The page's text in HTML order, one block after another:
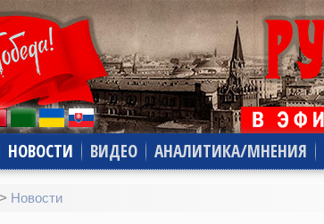
НОВОСТИ ВИДЕО АНАЛИТИКА/МНЕНИЯ
> Новости